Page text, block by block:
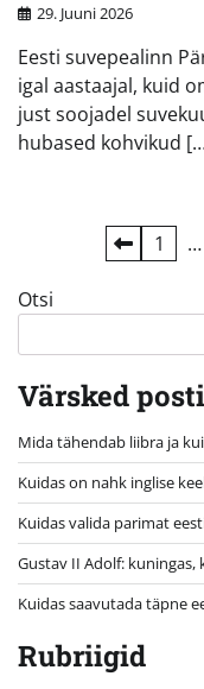
29. Juuni 2026
Eesti suvepealinn
igal aastaajal, kuid
just soojadel
hubased kohvikud
Postituste
leheküljendus
1 …
Otsi
Värsked
Mida tähendab liibra ja
Kuidas on nahk inglise
Kuidas valida parimat
Gustav II Adolf:
Kuidas saavutada täpne
Rubriigid